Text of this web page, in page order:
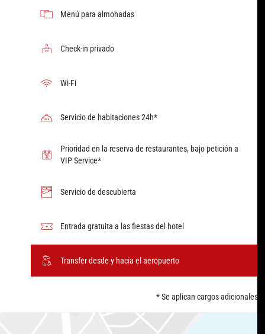
Menú para almohadas
Check-in privado
Wi-Fi
Servicio de habitaciones 24h*
Prioridad en la reserva de restaurantes, bajo petición a
VIP Service*
Servicio de descubierta
Transfer desde y hacia el aeropuerto
Entrada gratuita a las fiestas del hotel
* Se aplican cargos adicionales